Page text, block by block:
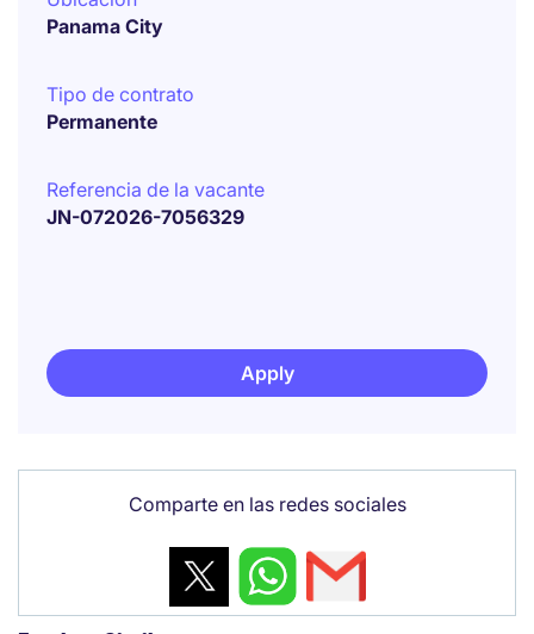
Panama City
Tipo de contrato
Permanente
Referencia de la vacante
JN-072026-7056329
Apply
Comparte en las redes sociales